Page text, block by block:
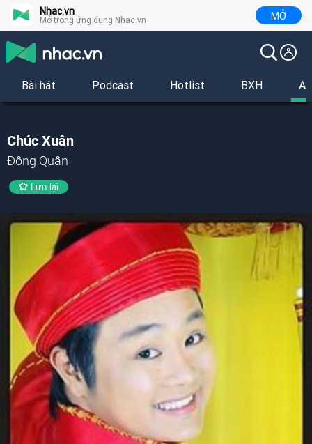
Nhac.vn
Mở trong ứng dụng Nhac.vn MỞ
Bài hát Podcast Hotlist BXH
Chúc Xuân
Đông Quân
Lưu lại